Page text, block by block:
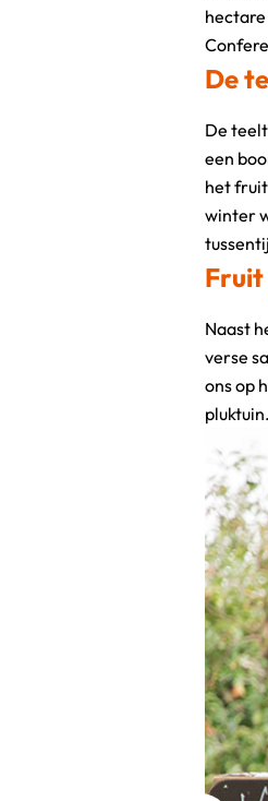
De
De
een
het fruit
winter
beste
halen
ze
Fruit
Naast
verse
ons op
en dit